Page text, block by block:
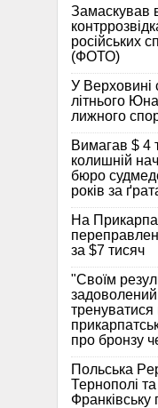
Замаскував
російських
(ФОТО)
У Верховині
літнього
лижного
Вимагав $ 4
колишній
бюро
років за
На
за $7 тисяч
"Своїм
про бронзу
Польська
Тернополі